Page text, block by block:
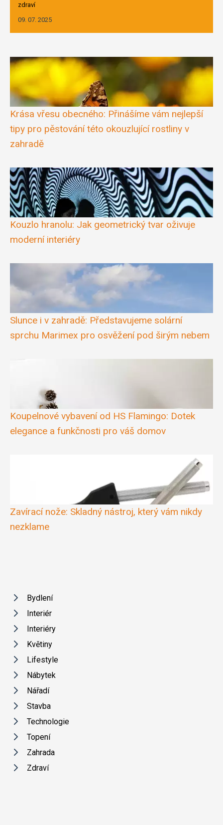
zdraví
09. 07. 2025
Krása vřesu obecného: Přinášíme vám nejlepší
tipy pro pěstování této okouzlující rostliny v
zahradě
Kouzlo hranolu: Jak geometrický tvar oživuje
moderní interiéry
Slunce i v zahradě: Představujeme solární
sprchu Marimex pro osvěžení pod širým nebem
Koupelnové vybavení od HS Flamingo: Dotek
elegance a funkčnosti pro váš domov
Zavírací nože: Skladný nástroj, který vám nikdy
nezklame
Bydlení
Interiér
Interiéry
Květiny
Lifestyle
Nábytek
Nářadí
Stavba
Technologie
Topení
Zahrada
Zdraví